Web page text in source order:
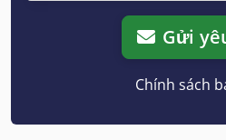
Gửi
Chính sách